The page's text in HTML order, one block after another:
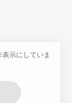
示にしていま